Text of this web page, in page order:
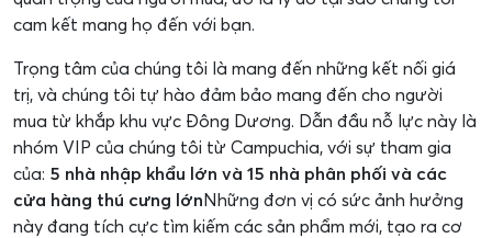
cam kết mang họ đến với bạn.
Trọng tâm của chúng tôi là mang đến những kết nối giá
trị, và chúng tôi tự hào đảm bảo mang đến cho người
mua từ khắp khu vực Đông Dương. Dẫn đầu nỗ lực này là
nhóm VIP của chúng tôi từ Campuchia, với sự tham gia
của: 5 nhà nhập khẩu lớn và 15 nhà phân phối và các
cửa hàng thú cưng lớnNhững đơn vị có sức ảnh hưởng
này đang tích cực tìm kiếm các sản phẩm mới, tạo ra cơ